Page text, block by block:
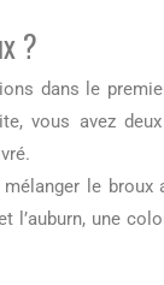
?
dans le
vous avez
mélanger le
l’auburn, une